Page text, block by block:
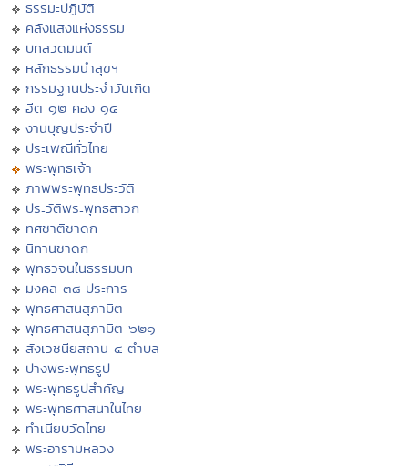
ธรรมะปฏิบัติ
คลังแสงแห่งธรรม
บทสวดมนต์
หลักธรรมนำสุขฯ
กรรมฐานประจำวันเกิด
ฮีต ๑๒ คอง ๑๔
งานบุญประจำปี
ประเพณีทั่วไทย
พระพุทธเจ้า
ภาพพระพุทธประวัติ
ประวัติพระพุทธสาวก
ทศชาติชาดก
นิทานชาดก
พุทธวจนในธรรมบท
มงคล ๓๘ ประการ
พุทธศาสนสุภาษิต
พุทธศาสนสุภาษิต ๖๒๑
สังเวชนียสถาน ๔ ตำบล
ปางพระพุทธรูป
พระพุทธรูปสำคัญ
พระพุทธศาสนาในไทย
ทำเนียบวัดไทย
พระอารามหลวง